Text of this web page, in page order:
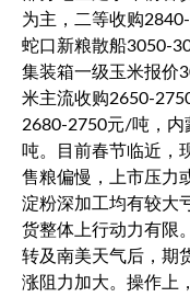
为主，二等收购
蛇口新粮散船3050-
集装箱一级玉米报价
米主流收购2650-
2680-2750元/吨，
吨。目前春节临近，
售粮偏慢，上市压力
淀粉深加工均有较大
货整体上行动力有限
转及南美天气后，期
涨阻力加大。操作上